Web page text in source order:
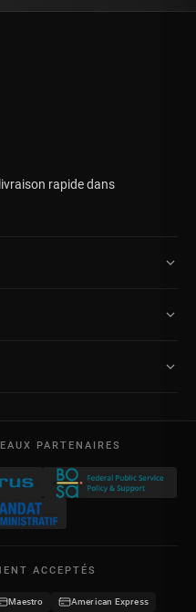
rapide dans
PARTENAIRES
ACCEPTÉS
Maestro American Express